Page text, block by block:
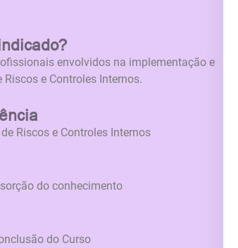
Riscos
envolvidos na implementação e
e Controles Internos.
Riscos e Controles Internos
do conhecimento
do Curso